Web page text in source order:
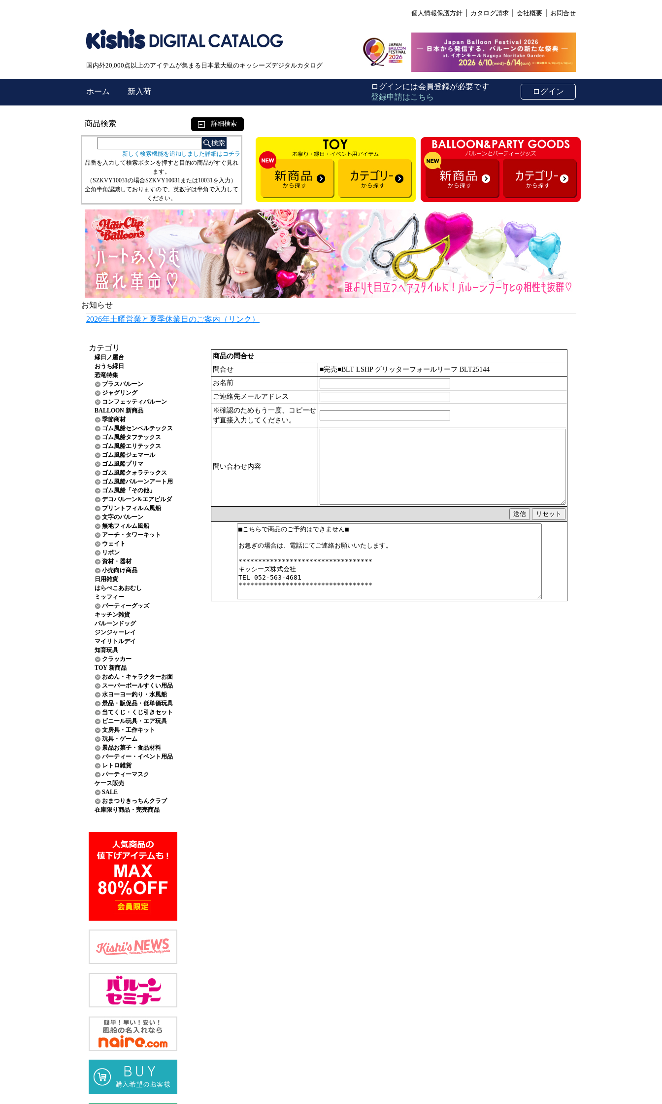
個人情報保護方針 カタログ請求 会社概要 お問合せ
国内外20,000点以上のアイテムが集まる日本最大級のキッシーズデジタルカタログ
ホーム 新入荷
ログインには会員登録が必要です
登録申請はこちら
ログイン
商品検索 詳細検索
新しく検索機能を追加しました詳細はコチラ
品番を入力して検索ボタンを押すと目的の商品がすぐ見れ
ます。
（SZKVY10031の場合SZKVY10031または10031を入力）
全角半角認識しておりますので、英数字は半角で入力して
ください。
お知らせ
2026年土曜営業と夏季休業日のご案内（リンク）
カテゴリ
縁日ノ屋台
おうち縁日
恐竜特集
プラスバルーン
ジャグリング
コンフェッティバルーン
BALLOON 新商品
季節商材
ゴム風船センペルテックス
ゴム風船タフテックス
ゴム風船エリテックス
ゴム風船ジェマール
ゴム風船プリマ
ゴム風船クォラテックス
ゴム風船バルーンアート用
ゴム風船「その他」
デコバルーン&エアビルダ
プリントフィルム風船
文字のバルーン
無地フィルム風船
アーチ・タワーキット
ウェイト
リボン
資材・器材
小売向け商品
日用雑貨
はらぺこあおむし
ミッフィー
パーティーグッズ
キッチン雑貨
バルーンドッグ
ジンジャーレイ
マイリトルデイ
知育玩具
クラッカー
TOY 新商品
おめん・キャラクターお面
スーパーボールすくい用品
水ヨーヨー釣り・水風船
景品・販促品・低単価玩具
当てくじ・くじ引きセット
ビニール玩具・エア玩具
文房具・工作キット
玩具・ゲーム
景品お菓子・食品材料
パーティー・イベント用品
レトロ雑貨
パーティーマスク
ケース販売
SALE
おまつりきっちんクラブ
在庫限り商品・完売商品
商品の問合せ
問合せ
■完売■BLT LSHP グリッターフォールリーフ BLT25144
お名前
ご連絡先メールアドレス
※確認のためもう一度、コピーせ
ず直接入力してください。
問い合わせ内容